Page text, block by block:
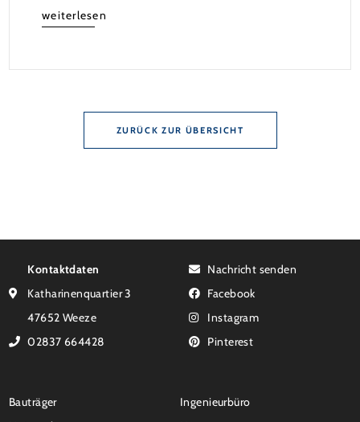
Bundes verbilligt: Heutiger Zins bei 0,53 Prozent
weiterlesen
ZURÜCK ZUR ÜBERSICHT
Kontaktdaten
Katharinenquartier 3
47652 Weeze
02837 664428
Nachricht senden
Facebook
Instagram
Pinterest
Bauträger
Ingenieurbüro